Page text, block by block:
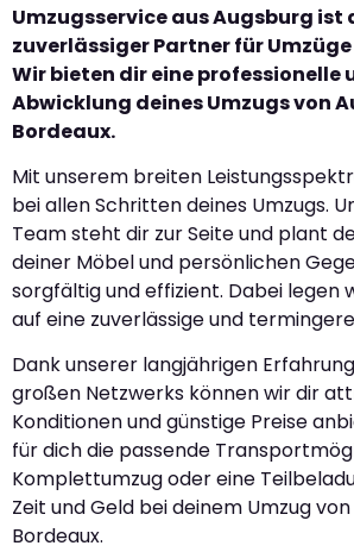
Umzugsservice aus Augsburg ist
zuverlässiger Partner für
Wir bieten dir eine professionelle
Abwicklung deines Umzugs von
Bordeaux.
Mit unserem breiten
bei allen Schritten deines Umzugs.
Team steht dir zur Seite und plant
deiner Möbel und persönlichen
sorgfältig und effizient. Dabei legen
auf eine zuverlässige und
Dank unserer langjährigen
großen Netzwerks können wir dir
Konditionen und günstige Preise
für dich die passende
Komplettumzug oder eine
Zeit und Geld bei deinem Umzug
Bordeaux.